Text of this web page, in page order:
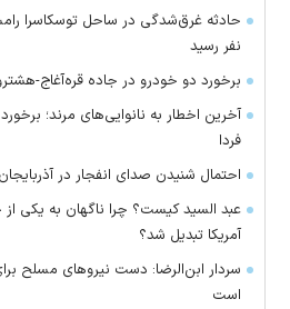
نفر رسید
برخورد دو خودرو در جاده قره‌آغاج-هشترود؛ ۳ نفر مصدوم
آخرین اخطار به نانوایی‌های مرند؛
فردا
احتمال شنیدن صدای انفجار در
عبد السید کیست؟ چرا ناگهان به یکی
آمریکا تبدیل شد؟
سردار ابن‌الرضا: دست نیرو‌های مسلح
است